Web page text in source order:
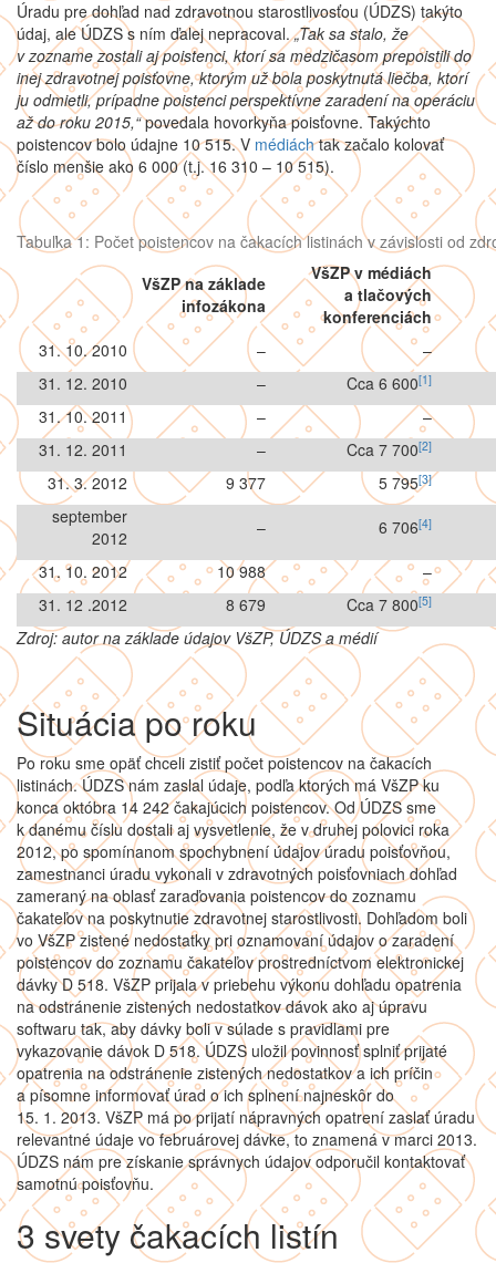
Úradu pre dohľad nad zdravotnou starostlivosťou (ÚDZS) takýto
údaj, ale ÚDZS s ním ďalej nepracoval.„Tak sa stalo, že
v zozname zostali aj poistenci, ktorí sa medzičasom prepoistili do
inej zdravotnej poisťovne, ktorým už bola poskytnutá liečba, ktorí
ju odmietli, prípadne poistenci perspektívne zaradení na operáciu
až do roku 2015,“povedala hovorkyňa poisťovne. Takýchto
poistencov bolo údajne 10 515. V médiáchtak začalo kolovať
číslo menšie ako 6 000 (t.j. 16 310 – 10 515).
Tabuľka 1: Počet poistencov na čakacích listinách v závislosti od
VšZP na základe
infozákona
VšZP v médiách
a tlačových
konferenciách
31. 10. 2010
–
–
31. 12. 2010
– Cca 6 600[1]
31. 10. 2011 –
–
31. 12. 2011
– Cca 7 700[2]
31. 3. 2012 9 377 5 795[3]
september
2012
– 6 706[4]
31. 10. 2012 10 988
–
31. 12 .2012
8 679 Cca 7 800[5]
Zdroj: autor na základe údajov VšZP, ÚDZS a médií
Situácia po roku
Po roku sme opäť chceli zistiť počet poistencov na čakacích
listinách. ÚDZS nám zaslal údaje, podľa ktorých má VšZP ku
konca októbra 14 242 čakajúcich poistencov. Od ÚDZS sme
k danému číslu dostali aj vysvetlenie, že v druhej polovici roka
2012, po spomínanom spochybnení údajov úradu poisťovňou,
zamestnanci úradu vykonali v zdravotných poisťovniach dohľad
zameraný na oblasť zaraďovania poistencov do zoznamu
čakateľov na poskytnutie zdravotnej starostlivosti. Dohľadom boli
vo VšZP zistené nedostatky pri oznamovaní údajov o zaradení
poistencov do zoznamu čakateľov prostredníctvom elektronickej
dávky D 518. VšZP prijala v priebehu výkonu dohľadu opatrenia
na odstránenie zistených nedostatkov dávok ako aj úpravu
softwaru tak, aby dávky boli v súlade s pravidlami pre
vykazovanie dávok D 518. ÚDZS uložil povinnosť splniť prijaté
opatrenia na odstránenie zistených nedostatkov a ich príčin
a písomne informovať úrad o ich splnení najneskôr do
15. 1. 2013. VšZP má po prijatí nápravných opatrení zaslať úradu
relevantné údaje vo februárovej dávke, to znamená v marci 2013.
ÚDZS nám pre získanie správnych údajov odporučil kontaktovať
samotnú poisťovňu.
3 svety čakacích listín